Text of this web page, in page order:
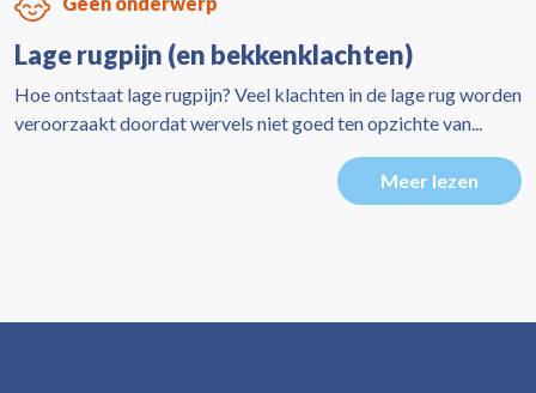
Lage rugpijn (en bekkenklachten)
Hoe ontstaat lage rugpijn? Veel klachten in de lage rug worden
veroorzaakt doordat wervels niet goed ten opzichte van...
Meer lezen